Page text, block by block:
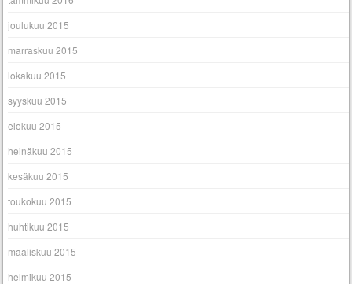
joulukuu 2015
marraskuu 2015
lokakuu 2015
syyskuu 2015
elokuu 2015
heinäkuu 2015
kesäkuu 2015
toukokuu 2015
huhtikuu 2015
maaliskuu 2015
helmikuu 2015